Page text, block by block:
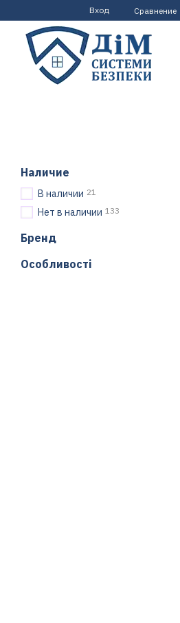
Перейти к основному контенту
Вход Сравнение
Наличие
В наличии 21
Нет в наличии 133
Бренд
Особливості